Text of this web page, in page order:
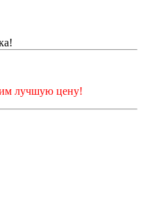
лучшую цену!